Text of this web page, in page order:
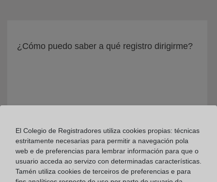
¿Cómo puedo saber a qué registro dirigirme?
El Colegio de Registradores utiliza cookies propias: técnicas
estritamente necesarias para permitir a navegación pola
web e de preferencias para lembrar información para que o
usuario acceda ao servizo con determinadas características.
Tamén utiliza cookies de terceiros de preferencias e para